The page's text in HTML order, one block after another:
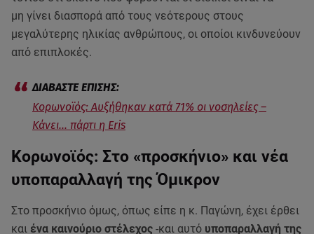
μη γίνει διασπορά από τους νεότερους στους
μεγαλύτερης ηλικίας ανθρώπους, οι οποίοι κινδυνεύουν
από επιπλοκές.
Κορωνοϊός: Αυξήθηκαν κατά 71% οι νοσηλείες –
Κάνει… πάρτι η Eris
Κορωνοϊός: Στο «προσκήνιο» και νέα
υποπαραλλαγή της Όμικρον
Στο προσκήνιο όμως, όπως είπε η κ. Παγώνη, έχει έρθει
και ένα καινούριο στέλεχος -και αυτό υποπαραλλαγή της